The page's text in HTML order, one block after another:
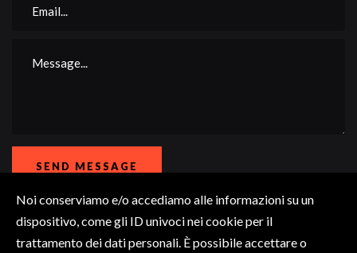
SEND MESSAGE
Noi conserviamo e/o accediamo alle informazioni su un
dispositivo, come gli ID univoci nei cookie per il
trattamento dei dati personali. È possibile accettare o